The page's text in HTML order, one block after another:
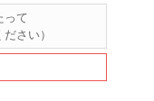
って
さい）